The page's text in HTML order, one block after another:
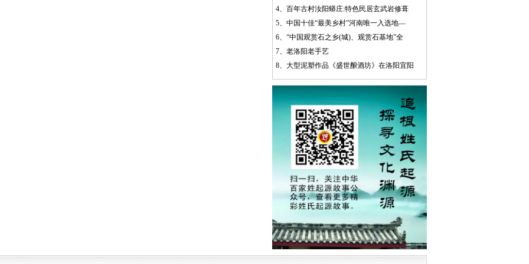
4、 百年古村汝阳蟒庄:特色民居玄武岩修葺
5、 中国十佳“最美乡村”河南唯一入选地—
6、 “中国观赏石之乡(城)、观赏石基地”全
7、 老洛阳老手艺
8、 大型泥塑作品《盛世酿酒坊》在洛阳宜阳